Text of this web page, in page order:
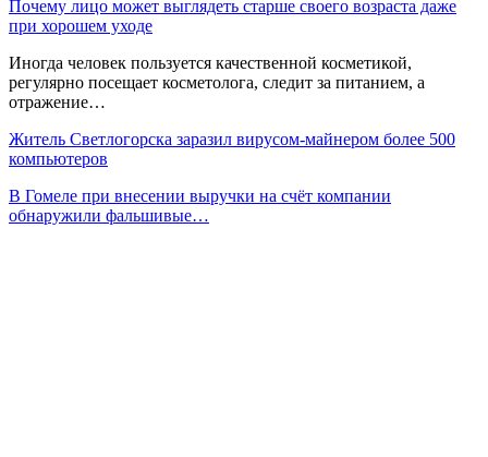
Почему лицо может выглядеть старше своего возраста даже
при хорошем уходе
Иногда человек пользуется качественной косметикой,
регулярно посещает косметолога, следит за питанием, а
отражение…
Житель Светлогорска заразил вирусом-майнером более 500
компьютеров
В Гомеле при внесении выручки на счёт компании
обнаружили фальшивые…